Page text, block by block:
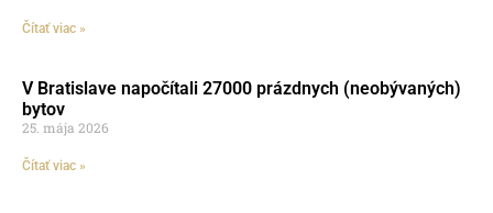
Čítať viac »
V Bratislave napočítali 27000 prázdnych (neobývaných)
bytov
25. mája 2026
Čítať viac »